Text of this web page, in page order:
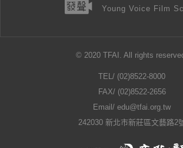
Young Voice Film
© 2020 TFAI. All rights
TEL/ (02)8522-8000
FAX/ (02)8522-2656
Email/ edu@tfai.org.tw
242030 新北市新莊區文藝路2